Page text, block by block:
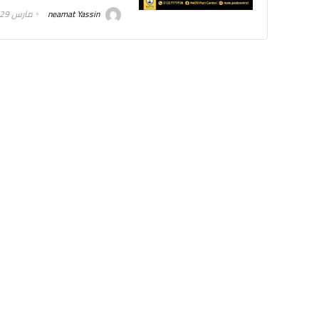
neamat Yassin مارس 29, 2022